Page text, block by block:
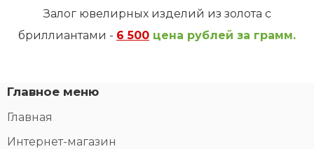
Залог ювелирных изделий из золота с
бриллиантами - 6 500 цена рублей за грамм.
Главное меню
Главная
Интернет-магазин